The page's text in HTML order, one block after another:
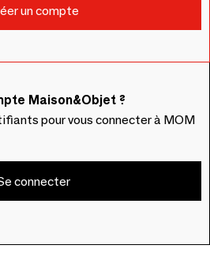
Maison&Objet ?
pour vous connecter à MOM
connecter